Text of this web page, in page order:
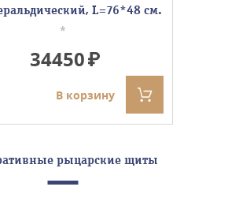
L=76*48 см.
*
34450
В корзину
рыцарские щиты